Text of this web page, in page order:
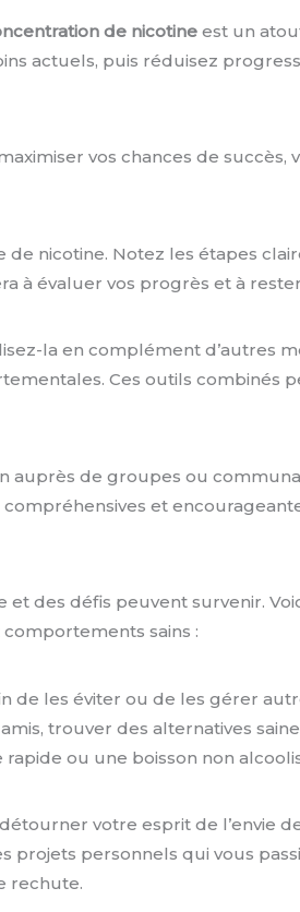
de nicotine est un
actuels, puis réduisez
vos chances de succès,
nicotine. Notez les étapes
à évaluer vos progrès et à
la en complément d’autres
Ces outils combinés
auprès de groupes ou
et
et des défis peuvent survenir.
sains :
de les éviter ou de les gérer
trouver des alternatives
ou une boisson non
votre esprit de l’envie
personnels qui vous
rechute.